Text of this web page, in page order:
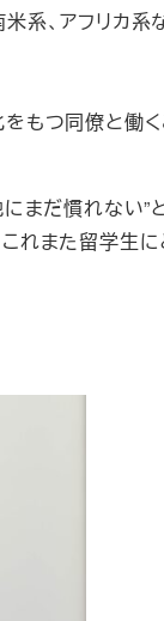
系、アフリカ系
もつ同僚と働
まだ慣れない”
れまた留学生